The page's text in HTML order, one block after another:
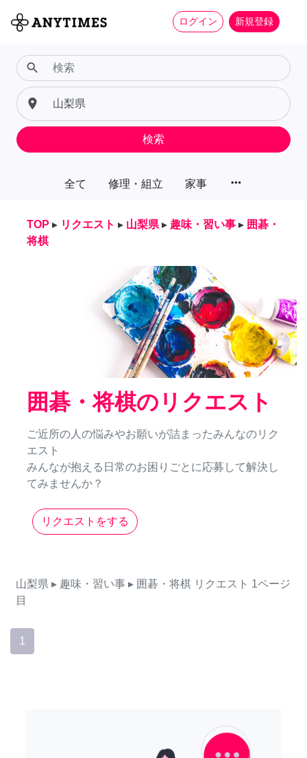
ログイン 新規登録
全て 修理・組立 家事 more_horiz
search
place
検索
TOP ▸ リクエスト ▸ 山梨県 ▸ 趣味・習い事 ▸ 囲碁・
将棋
囲碁・将棋のリクエスト
ご近所の人の悩みやお願いが詰まったみんなのリク
エスト
みんなが抱える日常のお困りごとに応募して解決し
てみませんか？
リクエストをする
山梨県 ▸ 趣味・習い事 ▸ 囲碁・将棋 リクエスト 1ページ
目
1